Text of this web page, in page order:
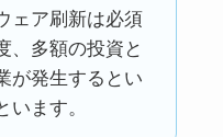
ェア刷新は必須
、多額の投資と
が発生するとい
います。